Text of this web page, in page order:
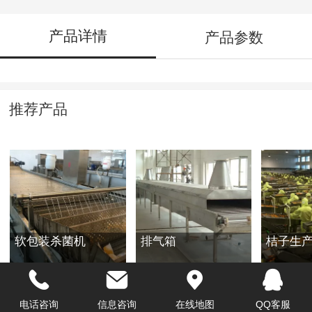
产品详情 产品参数
推荐产品
软包装杀菌机 排气箱 桔子生
电话咨询 信息咨询 在线地图 QQ客服